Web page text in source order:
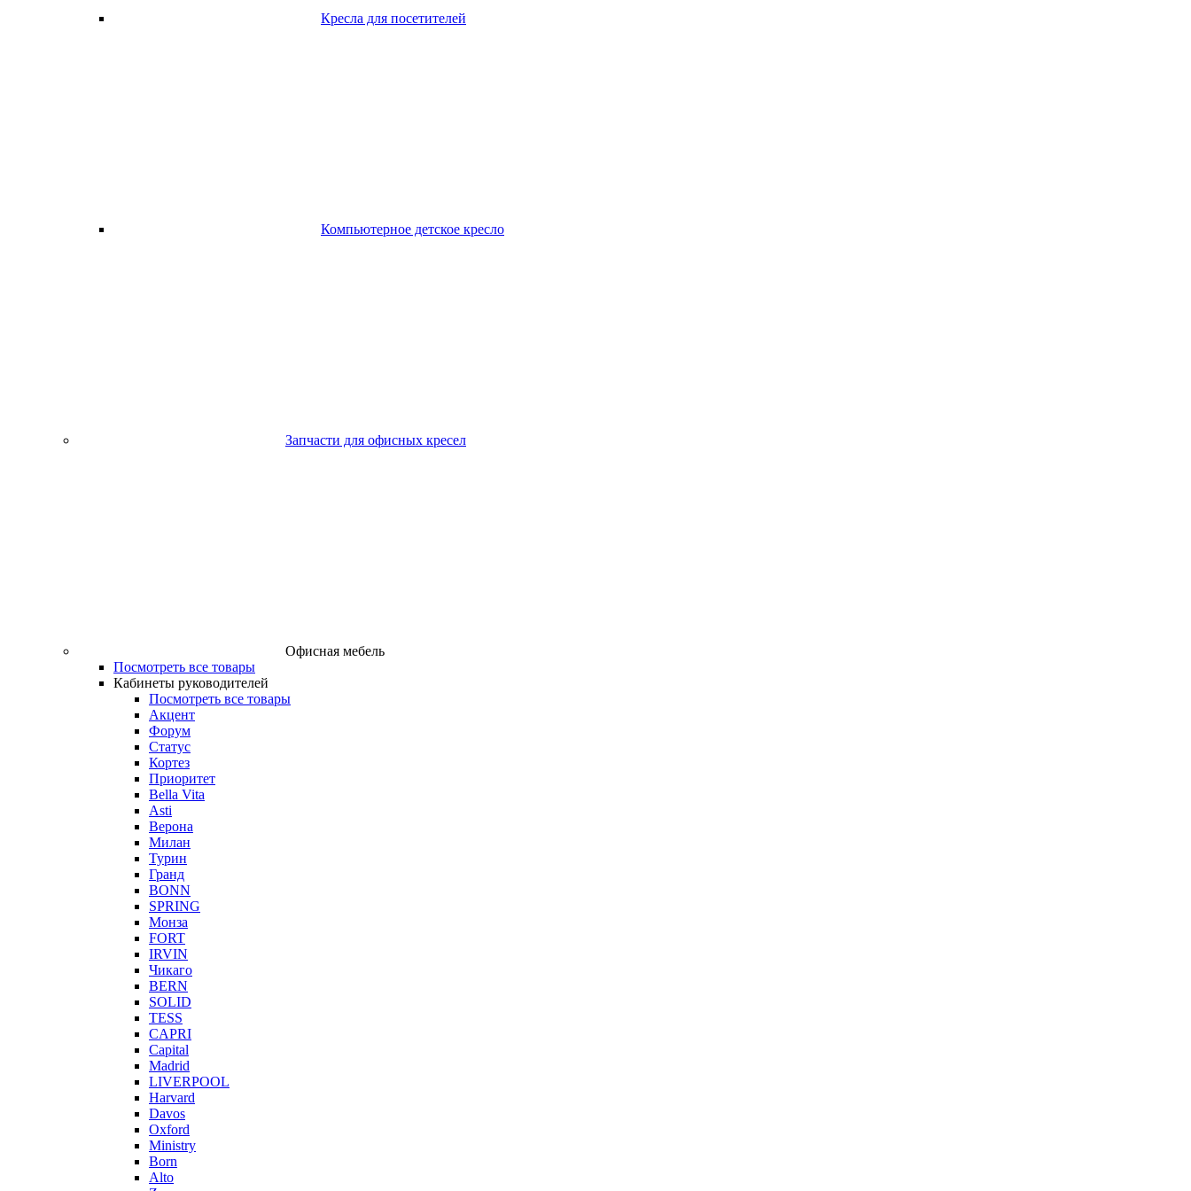
Кресла для посетителей
Компьютерное детское кресло
Запчасти для офисных кресел
Офисная мебель
Посмотреть все товары
Кабинеты руководителей
Посмотреть все товары
Акцент
Форум
Статус
Кортез
Приоритет
Bella Vita
Asti
Верона
Милан
Турин
Гранд
BONN
SPRING
Монза
FORT
IRVIN
Чикаго
BERN
SOLID
TESS
CAPRI
Capital
Madrid
LIVERPOOL
Harvard
Davos
Oxford
Ministry
Born
Alto